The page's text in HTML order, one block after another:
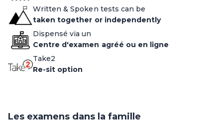
Written & Spoken tests can be
taken together or independently
Dispensé via un
Centre d'examen agréé ou en ligne
Take2
Re-sit option
Les examens dans la famille